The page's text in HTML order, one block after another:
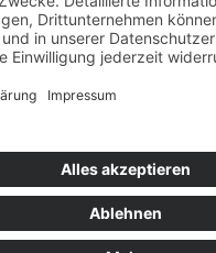
Stickereien & Textilien GmbH| Alle